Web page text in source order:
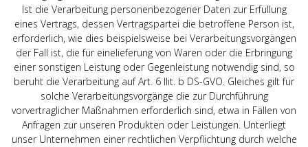
Ist die Verarbeitung personenbezogener Daten zur Erfüllung
eines Vertrags, dessen Vertragspartei die betroffene Person ist,
erforderlich, wie dies beispielsweise bei Verarbeitungsvorgängen
der Fall ist, die für einelieferung von Waren oder die Erbringung
einer sonstigen Leistung oder Gegenleistung notwendig sind, so
beruht die Verarbeitung auf Art. 6 Ilit. b DS-GVO. Gleiches gilt für
solche Verarbeitungsvorgänge die zur Durchführung
vorvertraglicher Maßnahmen erforderlich sind, etwa in Fällen von
Anfragen zur unseren Produkten oder Leistungen. Unterliegt
unser Unternehmen einer rechtlichen Verpflichtung durch welche